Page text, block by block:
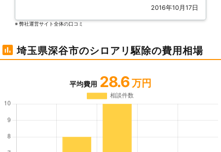
2016年10月17日
※ 弊社運営サイト全体の⼝コミ
埼玉県深谷市のシロアリ駆除の費用相場
平均費用 28.6 万円